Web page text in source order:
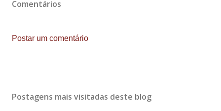
Comentários
Postar um comentário
Postagens mais visitadas deste blog